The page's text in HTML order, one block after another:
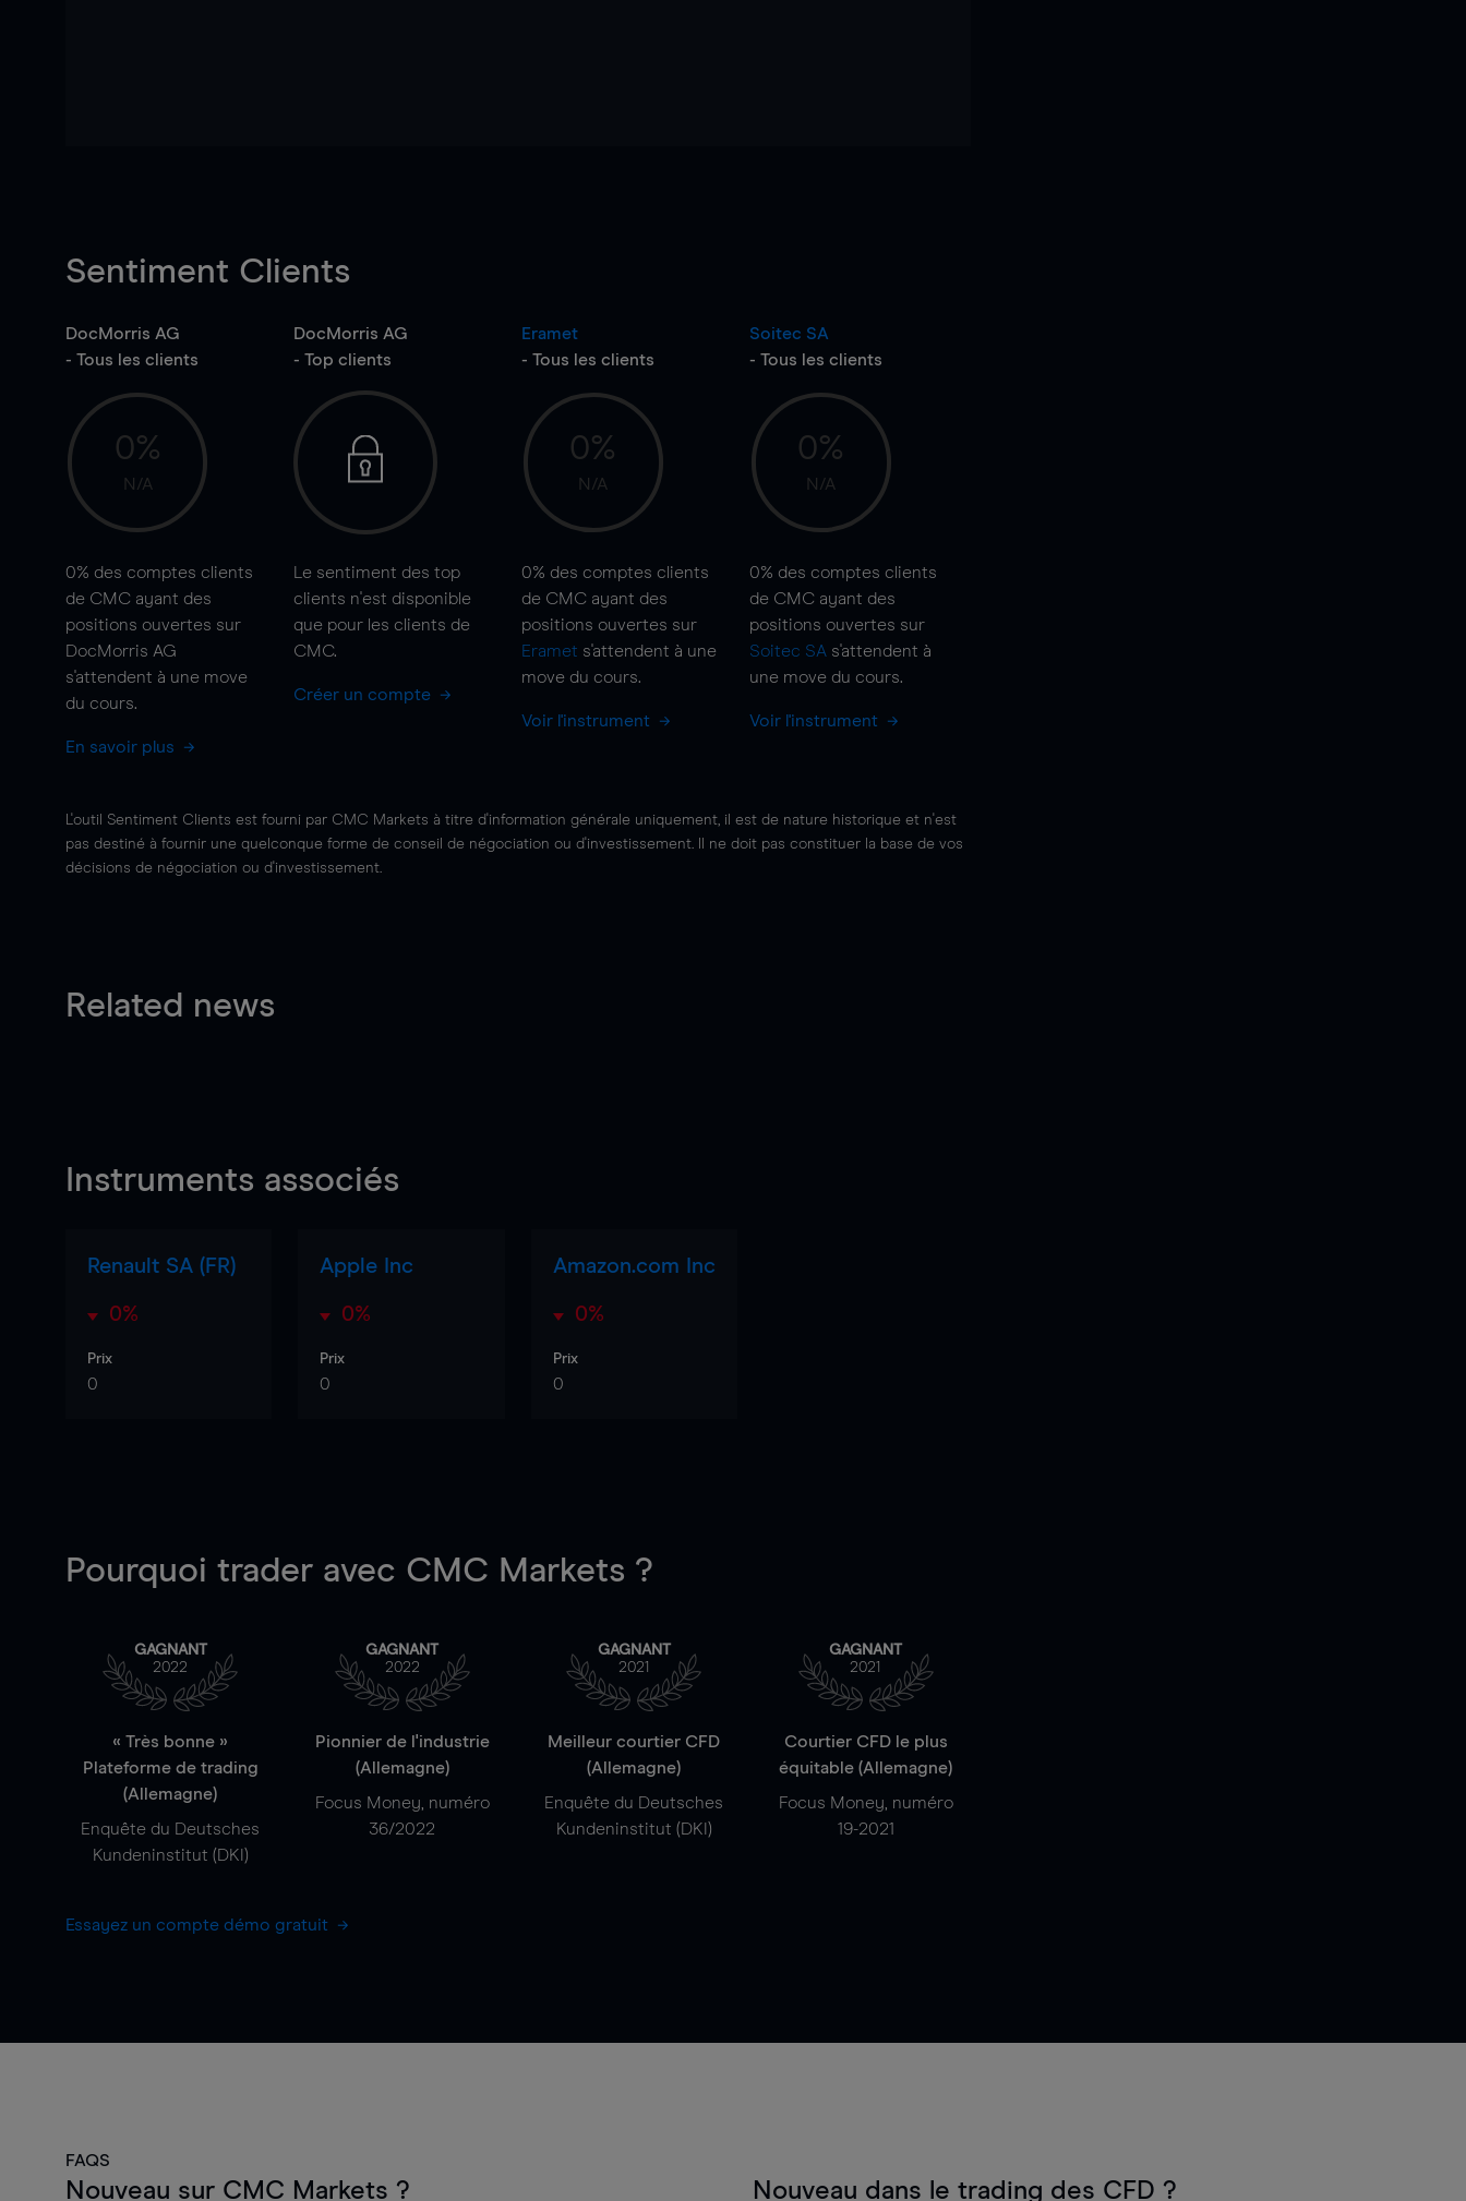
Sentiment Clients
DocMorris AG
- Tous les clients
0%
N/A
0% des comptes clients
de CMC ayant des
positions ouvertes sur
DocMorris AG
s'attendent à une move
du cours.
En savoir plus
DocMorris AG
- Top clients
Le sentiment des top
clients n'est disponible
que pour les clients de
CMC.
Créer un compte
Eramet
- Tous les clients
0%
N/A
0% des comptes clients
de CMC ayant des
positions ouvertes sur
Eramet s'attendent à une
move du cours.
Voir l'instrument
Soitec SA
- Tous les clients
0%
N/A
0% des comptes clients
de CMC ayant des
positions ouvertes sur
Soitec SA s'attendent à
une move du cours.
Voir l'instrument
L'outil Sentiment Clients est fourni par CMC Markets à titre d'information générale uniquement, il est de nature historique et n'est
pas destiné à fournir une quelconque forme de conseil de négociation ou d'investissement. Il ne doit pas constituer la base de vos
décisions de négociation ou d'investissement.
Related news
Instruments associés
Renault SA (FR)
0%
Prix
0
Apple Inc
0%
Prix
0
Amazon.com Inc
0%
Prix
0
Pourquoi trader avec CMC Markets ?
GAGNANT
2022
« Très bonne »
Plateforme de trading
(Allemagne)
Enquête du Deutsches
Kundeninstitut (DKI)
GAGNANT
2022
Pionnier de l'industrie
(Allemagne)
Focus Money, numéro
36/2022
GAGNANT
2021
Meilleur courtier CFD
(Allemagne)
Enquête du Deutsches
Kundeninstitut (DKI)
GAGNANT
2021
Courtier CFD le plus
équitable (Allemagne)
Focus Money, numéro
19-2021
Essayez un compte démo gratuit
FAQS
Nouveau sur CMC Markets ? Nouveau dans le trading des CFD ?